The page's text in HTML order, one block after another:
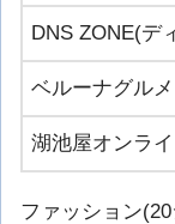
DNS ZONE(
ベルーナグル
湖池屋オンラ
ファッション